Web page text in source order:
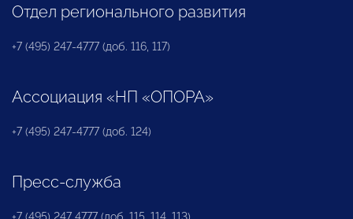
Отдел регионального развития
+7 (495) 247-4777 (доб. 116, 117)
Ассоциация «НП «ОПОРА»
+7 (495) 247-4777 (доб. 124)
Пресс-служба